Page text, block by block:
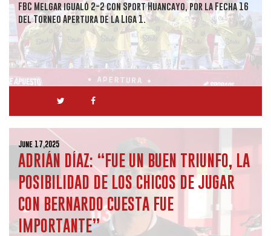
FBC Melgar igualó 2-2 con Sport Huancayo, por la Fecha 16
del Torneo Apertura de la Liga 1.
June 17,2025
ADRIÁN DÍAZ: “FUE UN BUEN TRIUNFO, LA
POSIBILIDAD DE LOS CHICOS DE JUGAR
CON BERNARDO CUESTA FUE
IMPORTANTE”